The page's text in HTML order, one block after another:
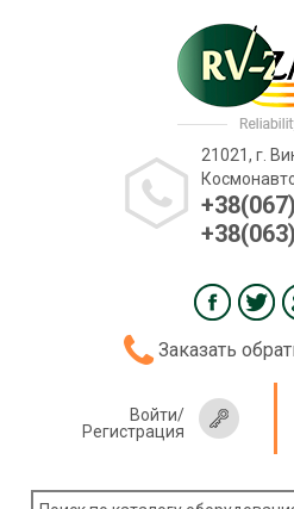
21021, г.
Заказать
Войти/
Регистрация